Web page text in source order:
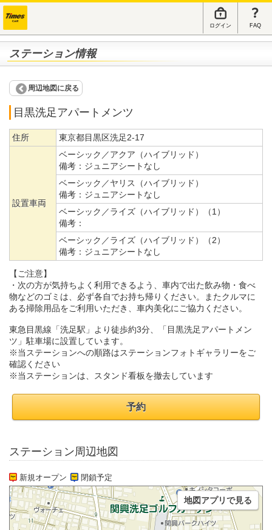
ログイン FAQ
ステーション情報
周辺地図に戻る
目黒洗足アパートメンツ
住所 東京都目黒区洗足2-17
設置車両
ベーシック／アクア（ハイブリッド）
備考： ジュニアシートなし
ベーシック／ヤリス（ハイブリッド）
備考： ジュニアシートなし
ベーシック／ライズ（ハイブリッド）（1）
備考：
ベーシック／ライズ（ハイブリッド）（2）
備考： ジュニアシートなし
【ご注意】
・次の方が気持ちよく利用できるよう、車内で出た飲み物・食べ
物などのゴミは、必ず各自でお持ち帰りください。またクルマに
ある掃除用品をご利用いただき、車内美化にご協力ください。
東急目黒線「洗足駅」より徒歩約3分、「目黒洗足アパートメン
ツ」駐車場に設置しています。
※当ステーションへの順路はステーションフォトギャラリーをご
確認ください
※当ステーションは、スタンド看板を撤去しています
予約
ステーション周辺地図
新規オープン 閉鎖予定
地図アプリで見る